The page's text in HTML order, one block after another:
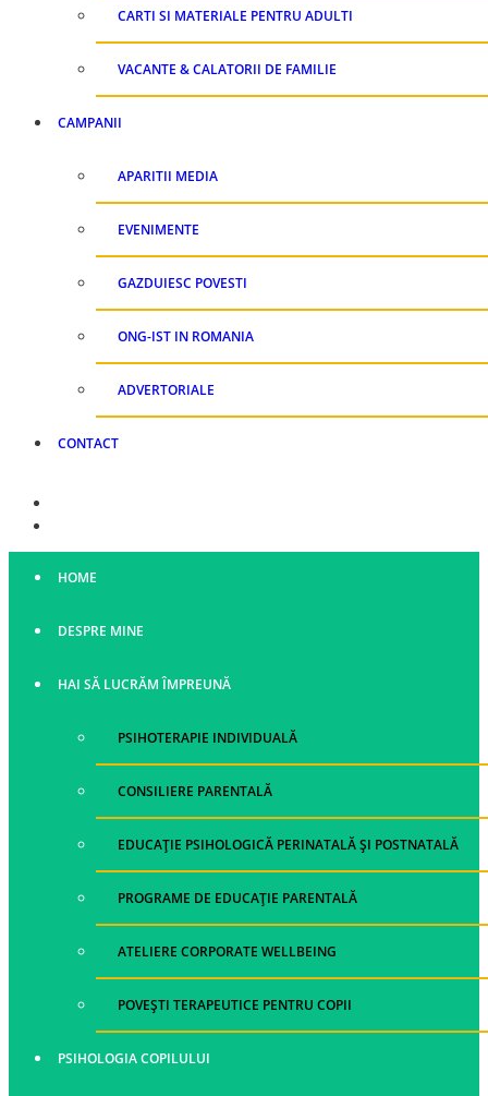
CARTI SI MATERIALE PENTRU ADULTI
VACANTE & CALATORII DE FAMILIE
CAMPANII
APARITII MEDIA
EVENIMENTE
GAZDUIESC POVESTI
ONG-IST IN ROMANIA
ADVERTORIALE
CONTACT
HOME
DESPRE MINE
HAI SĂ LUCRĂM ÎMPREUNĂ
PSIHOTERAPIE INDIVIDUALĂ
CONSILIERE PARENTALĂ
EDUCAȚIE PSIHOLOGICĂ PERINATALĂ ȘI POSTNATALĂ
PROGRAME DE EDUCAȚIE PARENTALĂ
ATELIERE CORPORATE WELLBEING
POVEȘTI TERAPEUTICE PENTRU COPII
PSIHOLOGIA COPILULUI